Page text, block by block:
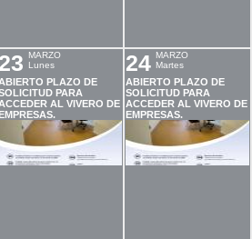
MARZO
Lunes
PLAZO DE
PARA
AL VIVERO DE
24 MARZO
Martes
ABIERTO PLAZO DE
SOLICITUD PARA
ACCEDER AL VIVERO DE
EMPRESAS.